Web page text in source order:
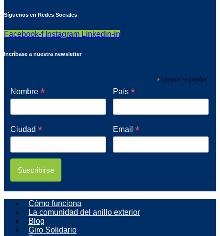
Síguenos en Redes Sociales
Facebook-f Instagram Linkedin-in
Incríbase a nuestra newsletter
* campos requeridos
Nombre * País*
Ciudad * Email*
Cómo funciona
La comunidad del anillo exterior
Blog
Giro Solidario